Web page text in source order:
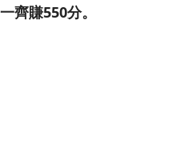
齊賺550分。